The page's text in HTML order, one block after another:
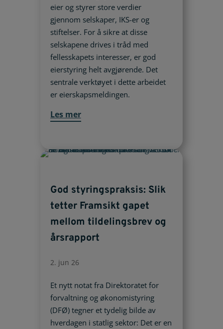
eier og styrer store verdier
gjennom selskaper, IKS-er og
stiftelser. For å sikre at disse
selskapene drives i tråd med
fellesskapets interesser, er god
eierstyring helt avgjørende. Det
sentrale verktøyet i dette arbeidet
er eierskapsmeldingen.
Les mer
God styringspraksis: Slik
tetter Framsikt gapet
mellom tildelingsbrev og
årsrapport
2. jun 26
Et nytt notat fra Direktoratet for
forvaltning og økonomistyring
(DFØ) tegner et tydelig bilde av
hverdagen i statlig sektor: Det er en